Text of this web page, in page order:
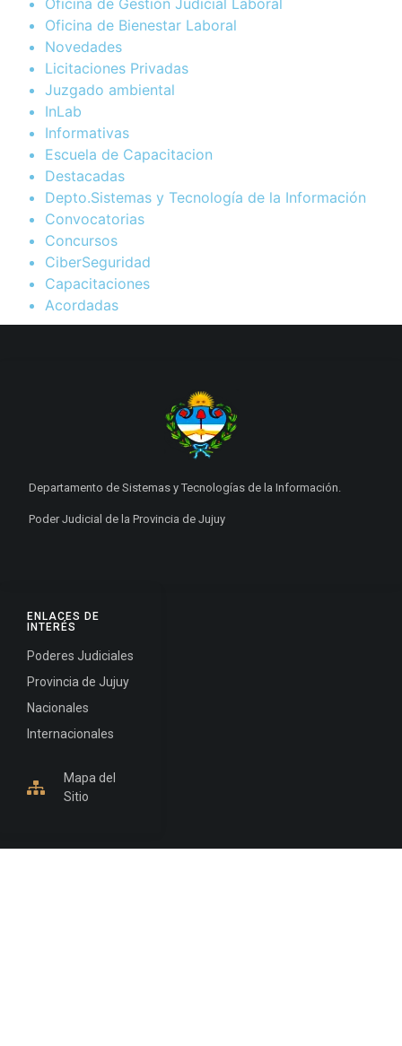
Oficina de Bienestar Laboral
Novedades
Licitaciones Privadas
Juzgado ambiental
InLab
Informativas
Escuela de Capacitacion
Destacadas
Depto.Sistemas y Tecnología de la Información
Convocatorias
Concursos
CiberSeguridad
Capacitaciones
Acordadas
ENLACES DE
INTERÉS
Poderes Judiciales
Provincia de Jujuy
Nacionales
Internacionales
Mapa del
Sitio
Departamento de Sistemas y Tecnologías de la Información.
Poder Judicial de la Provincia de Jujuy